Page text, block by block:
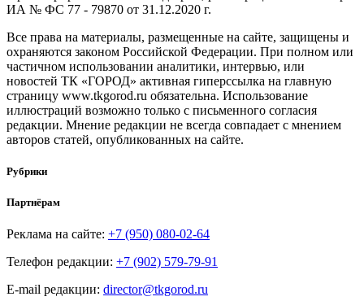
ИА № ФС 77 - 79870 от 31.12.2020 г.
Все права на материалы, размещенные на сайте, защищены и
охраняются законом Российской Федерации. При полном или
частичном использовании аналитики, интервью, или
новостей ТК «ГОРОД» активная гиперссылка на главную
страницу www.tkgorod.ru обязательна. Использование
иллюстраций возможно только с письменного согласия
редакции. Мнение редакции не всегда совпадает с мнением
авторов статей, опубликованных на сайте.
Рубрики
Партнёрам
Реклама на сайте: +7 (950) 080-02-64
Телефон редакции: +7 (902) 579-79-91
E-mail редакции: director@tkgorod.ru